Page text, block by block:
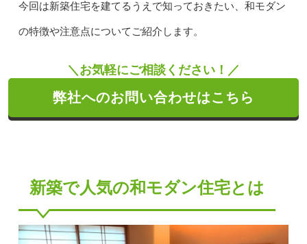
今回は新築住宅を建てるうえで知っておきたい、和モダン
の特徴や注意点についてご紹介します。
＼お気軽にご相談ください！／
弊社へのお問い合わせはこちら
新築で人気の和モダン住宅とは